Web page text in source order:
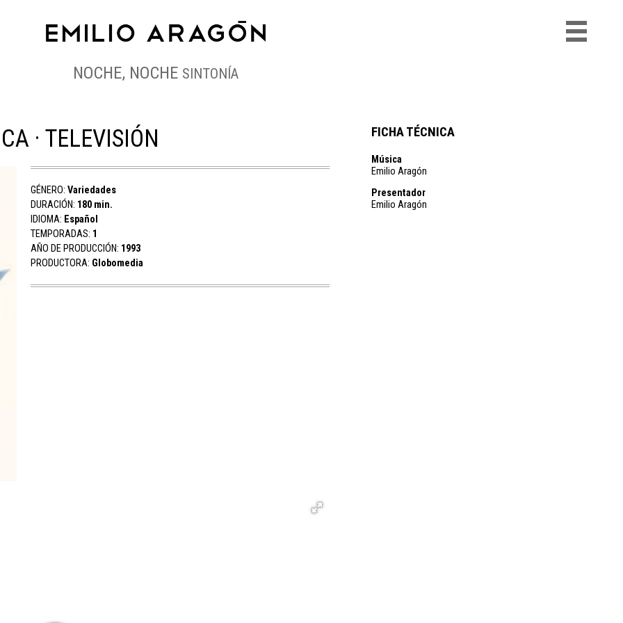
NOCHE, NOCHE SINTONÍA
· TELEVISIÓN
GÉNERO: Variedades
DURACIÓN: 180 min.
IDIOMA: Español
TEMPORADAS: 1
AÑO DE PRODUCCIÓN: 1993
PRODUCTORA: Globomedia
FICHA TÉCNICA
Música
Emilio Aragón
Presentador
Emilio Aragón